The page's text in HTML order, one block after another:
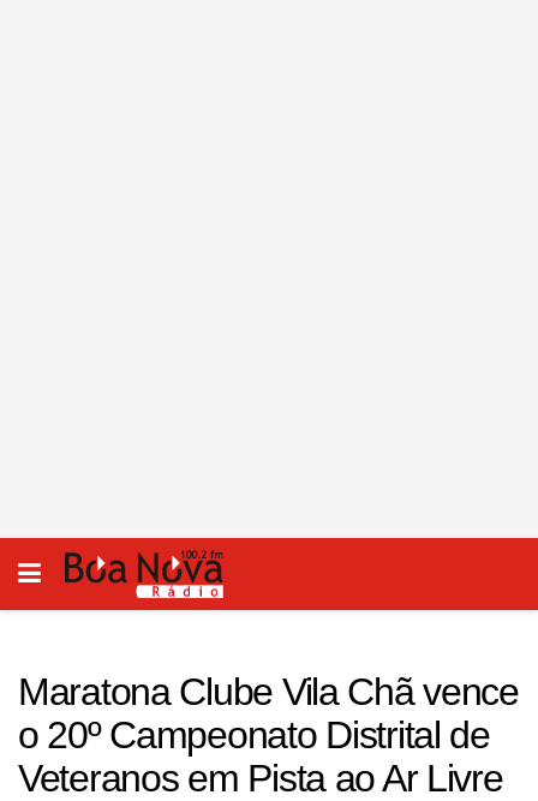
Maratona Clube Vila Chã vence
o 20º Campeonato Distrital de
Veteranos em Pista ao Ar Livre